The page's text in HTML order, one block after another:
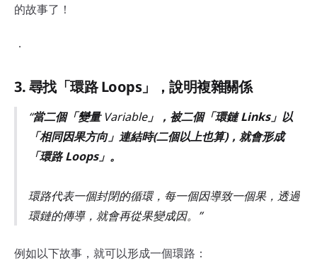
的故事了！
．
3. 尋找「環路 Loops」，說明複雜關係
當二個「變量 Variable」，被二個「環鏈 Links」以
「相同因果方向」連結時(二個以上也算)，就會形成
「環路 Loops」。
環路代表一個封閉的循環，每一個因導致一個果，透過
環鏈的傳導，就會再從果變成因。
例如以下故事，就可以形成一個環路：